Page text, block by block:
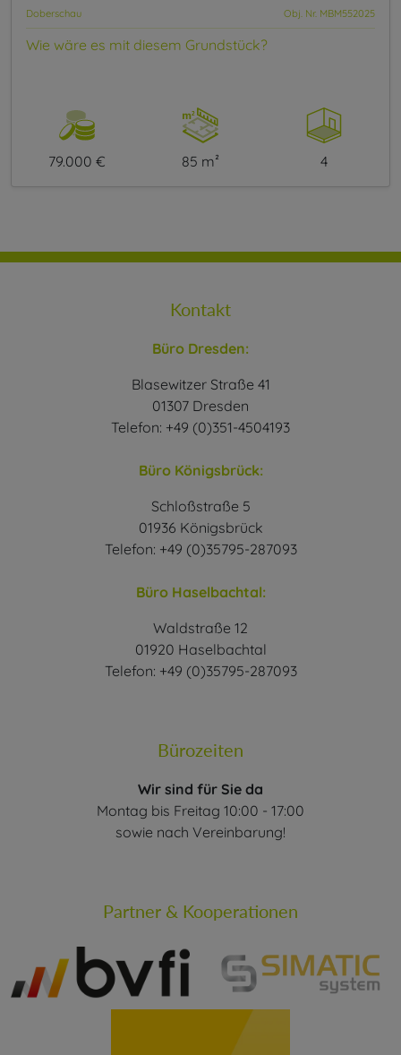
Doberschau Obj. Nr. MBM552025
Wie wäre es mit diesem Grundstück?
79.000 € 85 m² 4
Kontakt
Büro Dresden:
Blasewitzer Straße 41
01307 Dresden
Telefon: +49 (0)351-4504193
Büro Königsbrück:
Schloßstraße 5
01936 Königsbrück
Telefon: +49 (0)35795-287093
Büro Haselbachtal:
Waldstraße 12
01920 Haselbachtal
Telefon: +49 (0)35795-287093
Bürozeiten
Wir sind für Sie da
Montag bis Freitag 10:00 - 17:00
sowie nach Vereinbarung!
Partner & Kooperationen